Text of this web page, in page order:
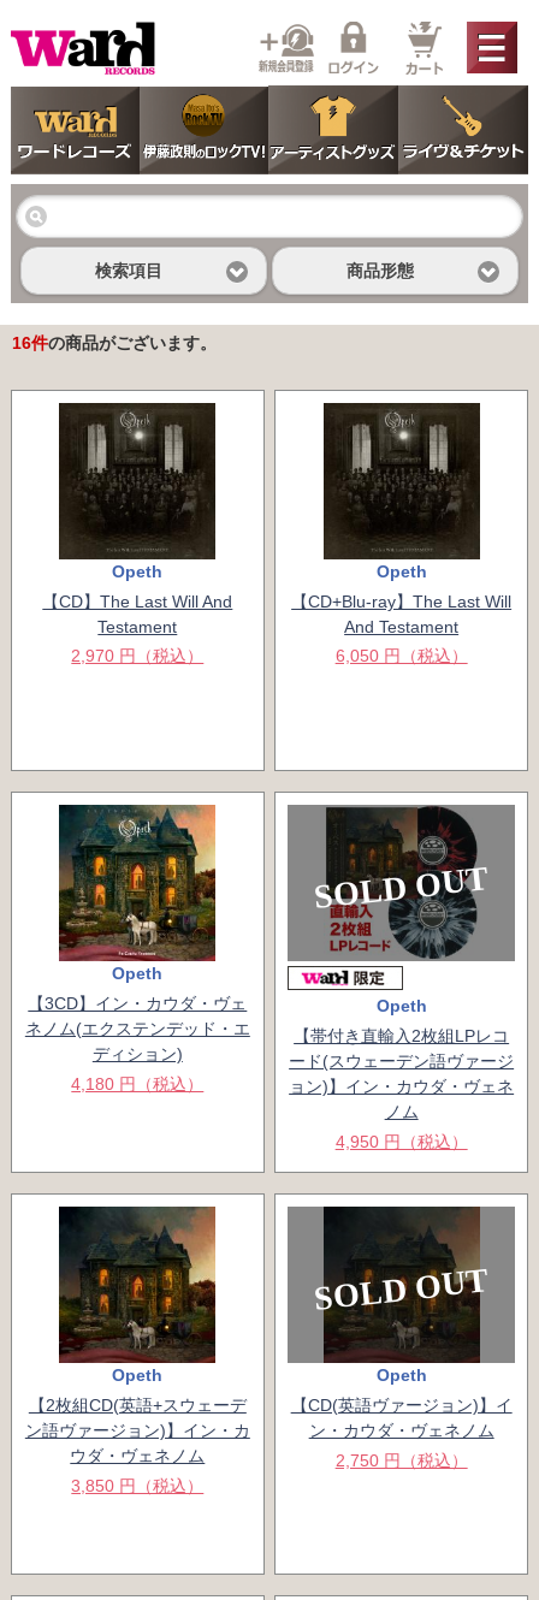
検索項目 商品形態
16件の商品がございます。
Opeth
【CD】The Last Will And
Testament
2,970 円（税込）
Opeth
【CD+Blu-ray】The Last Will
And Testament
6,050 円（税込）
Opeth
【3CD】イン・カウダ・ヴェ
ネノム(エクステンデッド・エ
ディション)
4,180 円（税込）
SOLD OUT
Opeth
【帯付き直輸入2枚組LPレコ
ード(スウェーデン語ヴァージ
ョン)】イン・カウダ・ヴェネ
ノム
4,950 円（税込）
Opeth
【2枚組CD(英語+スウェーデ
ン語ヴァージョン)】イン・カ
ウダ・ヴェネノム
3,850 円（税込）
SOLD OUT
Opeth
【CD(英語ヴァージョン)】イ
ン・カウダ・ヴェネノム
2,750 円（税込）